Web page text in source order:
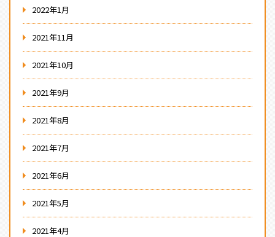
2022年1月
2021年11月
2021年10月
2021年9月
2021年8月
2021年7月
2021年6月
2021年5月
2021年4月